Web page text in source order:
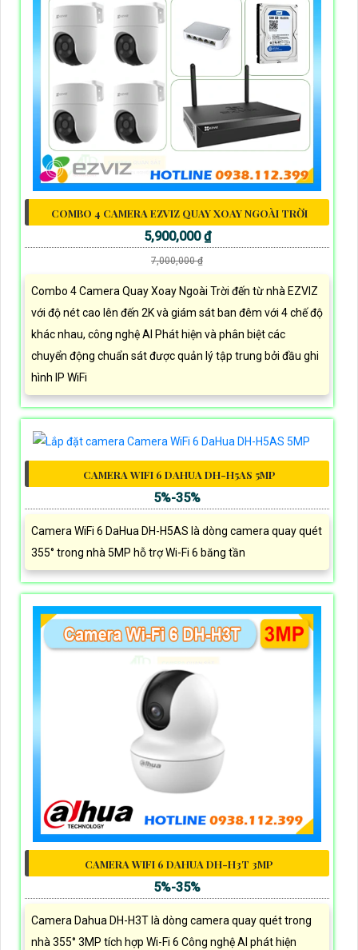
COMBO 4 CAMERA EZVIZ QUAY XOAY NGOÀI TRỜI
5,900,000 ₫
7,000,000 ₫
Combo 4 Camera Quay Xoay Ngoài Trời đến từ nhà EZVIZ
với độ nét cao lên đến 2K và giám sát ban đêm với 4 chế độ
khác nhau, công nghệ AI Phát hiện và phân biệt các
chuyển động chuẩn sát được quản lý tập trung bởi đầu ghi
hình IP WiFi
CAMERA WIFI 6 DAHUA DH-H5AS 5MP
5%-35%
Camera WiFi 6 DaHua DH-H5AS là dòng camera quay quét
355° trong nhà 5MP hỗ trợ Wi-Fi 6 băng tần
CAMERA WIFI 6 DAHUA DH-H3T 3MP
5%-35%
Camera Dahua DH-H3T là dòng camera quay quét trong
nhà 355° 3MP tích hợp Wi-Fi 6 Công nghệ AI phát hiện